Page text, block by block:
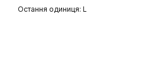
Остання одиниця: L